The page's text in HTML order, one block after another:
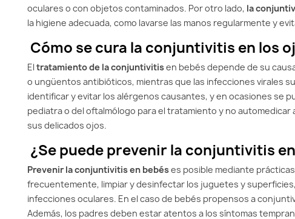
oculares o con objetos contaminados. Por otro lado, la
la higiene adecuada, como lavarse las manos regularmente y
Cómo se cura la conjuntivitis en los
El tratamiento de la conjuntivitisen bebés depende de su
o ungüentos antibióticos, mientras que las infecciones virales
identificar y evitar los alérgenos causantes, y en ocasiones se
pediatra o del oftalmólogo para el tratamiento y no
sus delicados ojos.
¿Se puede prevenir la conjuntivitis
Prevenir la conjuntivitis en bebéses posible mediante
frecuentemente, limpiar y desinfectar los juguetes y
infecciones oculares. En el caso de bebés propensos a
Además, los padres deben estar atentos a los síntomas